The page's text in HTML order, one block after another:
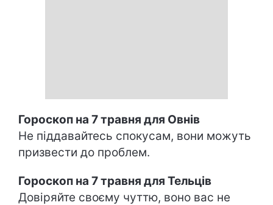
Гороскоп на 7 травня для Овнів
Не піддавайтесь спокусам, вони можуть
призвести до проблем.
Гороскоп на 7 травня для Тельців
Довіряйте своєму чуттю, воно вас не